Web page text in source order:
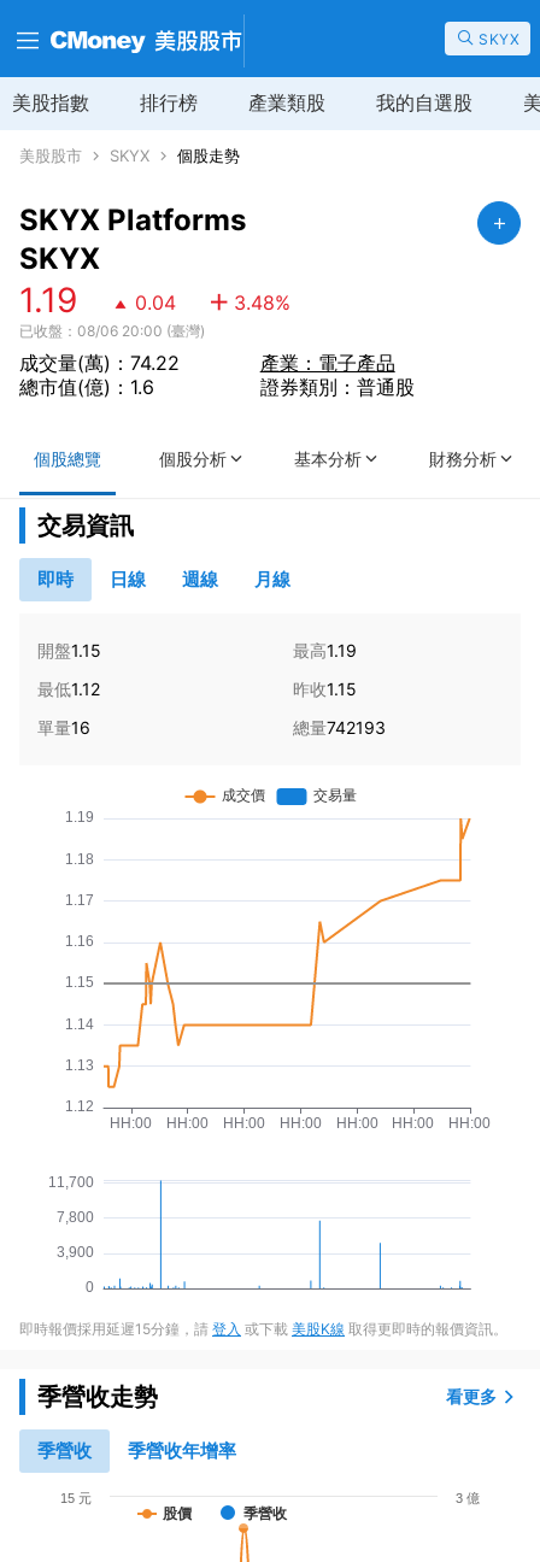
SKYX
美股指數 排行榜 產業類股 我的自選股
美股股市 SKYX 個股走勢
SKYX Platforms
SKYX
1.19 0.04 3.48%
已收盤：08/06 20:00 (臺灣)
成交量(萬)：74.22
總市值(億)：1.6
產業：電子產品
證券類別：普通股
個股總覽 個股分析 基本分析 財務分析
交易資訊
即時 日線 週線 月線
開盤1.15 最高1.19
最低1.12 昨收1.15
單量16 總量742193
即時報價採用延遲15分鐘，請 登入 或下載 美股K線 取得更即時的報價資訊。
季營收走勢 看更多
季營收 季營收年增率
股價 季營收
15 元 3 億